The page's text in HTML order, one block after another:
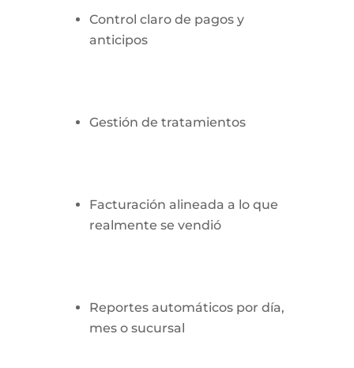
Control claro de pagos y
anticipos
Gestión de tratamientos
Facturación alineada a lo que
realmente se vendió
Reportes automáticos por día,
mes o sucursal